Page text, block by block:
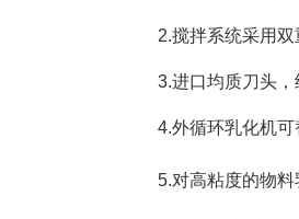
2.搅拌系统采用
3.进口均质刀头
4.外循环乳化机
5.对高粘度的物